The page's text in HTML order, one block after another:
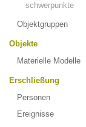
schwerpunkte
Objektgruppen
Objekte
Materielle Modelle
Erschließung
Personen
Ereignisse